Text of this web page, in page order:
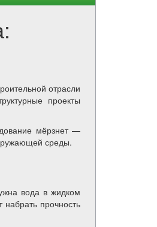
отрасли
проекты
мёрзнет —
среды.
вода в жидком
прочность